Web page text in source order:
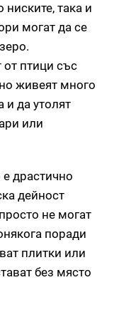
така и
могат да се
от птици със
живеят много
и да утолят
или
драстично
дейност
не могат
поради
плитки или
без място